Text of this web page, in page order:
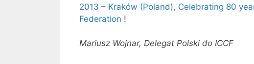
2013 – Kraków (Poland), Celebrating 80
Federation !
Mariusz Wojnar, Delegat Polski do ICCF